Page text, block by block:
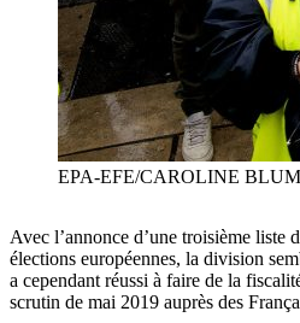
EPA-EFE/CAROLINE
Avec l’annonce d’une troisième liste
élections européennes, la division
a cependant réussi à faire de la
scrutin de mai 2019 auprès des